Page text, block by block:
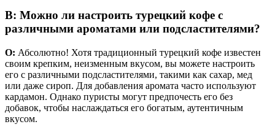
В: Можно ли настроить турецкий кофе с
различными ароматами или подсластителями?
О: Абсолютно! Хотя традиционный турецкий кофе известен
своим крепким, неизменным вкусом, вы можете настроить
его с различными подсластителями, такими как сахар, мед
или даже сироп. Для добавления аромата часто используют
кардамон. Однако пуристы могут предпочесть его без
добавок, чтобы наслаждаться его богатым, аутентичным
вкусом.